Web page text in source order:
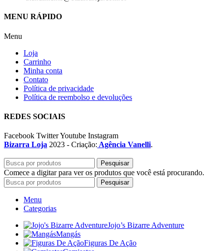
MENU RÁPIDO
Menu
Loja
Carrinho
Minha conta
Contato
Política de privacidade
Política de reembolso e devoluções
REDES SOCIAIS
Facebook TwitterYoutube Instagram
Bizarra Loja 2023 - Criação: Agência Vanelli.
Pesquisar
Comece a digitar para ver os produtos que você está procurando.
Pesquisar
Menu
Categorias
Jojo’s Bizarre Adventure
Mangás
Figuras De Ação